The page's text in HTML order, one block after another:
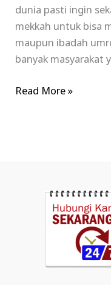
dunia pasti ingin
mekkah untuk bisa
maupun ibadah
banyak masyarakat
Read More »